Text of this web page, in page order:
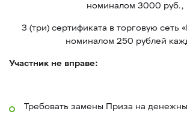
номиналом 3000 руб.,
3 (три) сертификата в торговую сеть
номиналом 250 рублей
Участник не вправе:
Требовать замены Приза на